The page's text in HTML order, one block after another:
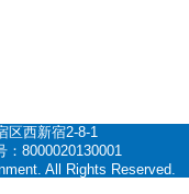
区西新宿2-8-1
：8000020130001
All Rights Reserved.